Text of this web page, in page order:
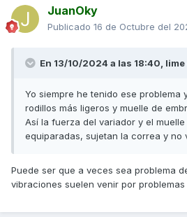
JuanOky
Publicado 16 de Octubre del
En 13/10/2024 a las 18:40, lime
Yo siempre he tenido ese problema
rodillos más ligeros y muelle de
Así la fuerza del variador y el
equiparadas, sujetan la correa y no
Puede ser que a veces sea problema
vibraciones suelen venir por problemas